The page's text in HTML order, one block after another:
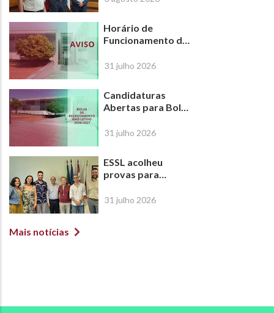
Hospitalar em
Portugal
Horário de
Funcionamento da
de agosto de 2026
31 julho 2026
Candidaturas
Abertas para Bolsa
Ano Letivo
31 julho 2026
ESSL acolheu
provas para
Título de
31 julho 2026
Mais notícias